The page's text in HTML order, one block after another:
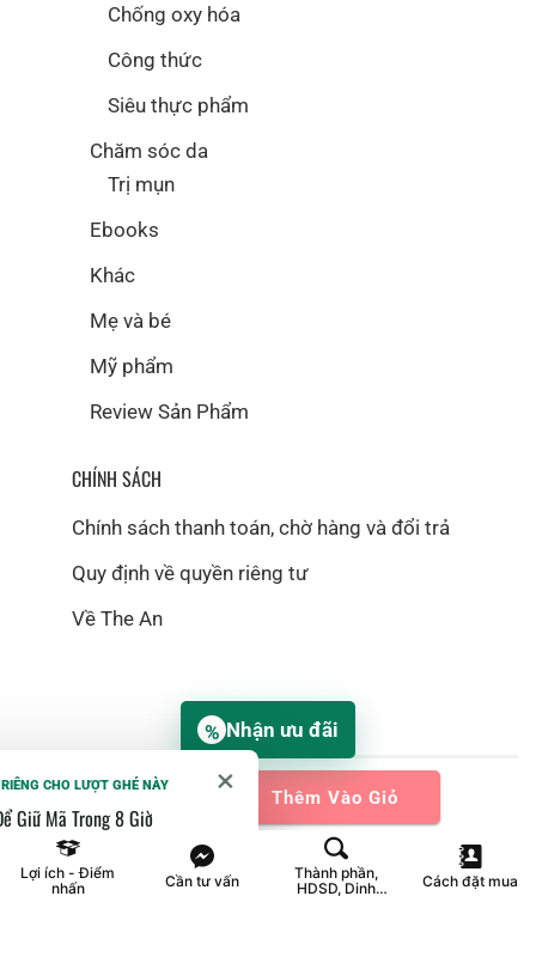
Thêm Vào Giỏ
Chống oxy hóa
Công thức
Siêu thực phẩm
Chăm sóc da
Trị mụn
Ebooks
Khác
Mẹ và bé
Mỹ phẩm
Review Sản Phẩm
CHÍNH SÁCH
Chính sách thanh toán, chờ hàng và đổi trả
Quy định về quyền riêng tư
Về The An
©2018 The An. Website hiện vẫn đang ở giai đoạn thử nghiệm tất cả
các tính năng. Thông tin trên website chỉ dùng với mục đích tham khảo.
% Nhận ưu đãi
×
CHO LƯỢT GHÉ NÀY
Giữ Mã Trong 8 Giờ
3 lượt quay, chọn 1 ưu đãi rồi
email hoặc số điện thoại để nhận
Lợi ích - Điểm
nhấn
Cần tư vấn
Thành phần,
HDSD, Dinh
Cách đặt mua